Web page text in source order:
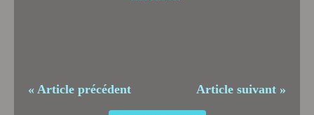
« Article précédent Article suivant »